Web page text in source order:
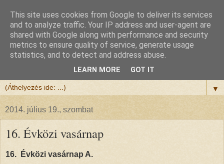
Félix atya
Szeretettel köszöntöm a honlapomra ellátogatót.
▼
2014. július 19., szombat
16. Évközi vasárnap
16. Évközi vasárnap A.
This site uses cookies from Google to deliver its services
and to analyze traffic. Your IP address and user-agent are
shared with Google along with performance and security
metrics to ensure quality of service, generate usage
statistics, and to detect and address abuse.
LEARN MORE GOT IT